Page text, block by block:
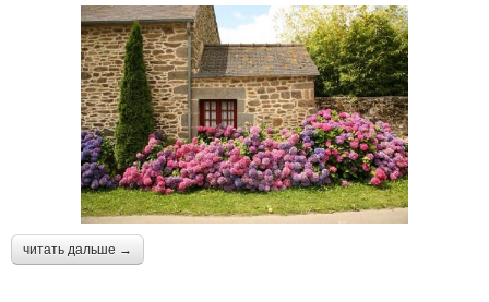
читать дальше →